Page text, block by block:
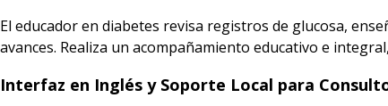
El educador en diabetes revisa registros de glucosa,
avances. Realiza un acompañamiento educativo e
Interfaz en Inglés y Soporte Local para